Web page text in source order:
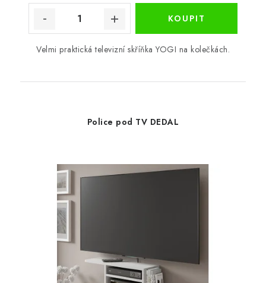
Velmi praktická televizní skříňka YOGI na kolečkách.
Police pod TV DEDAL